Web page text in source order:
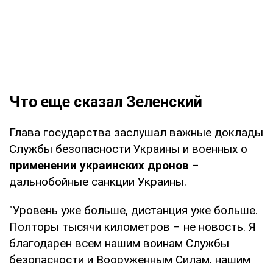
Что еще сказал Зеленский
Глава государства заслушал важные доклады
Службы безопасности Украины и военных о
применении украинских дронов –
дальнобойные санкции Украины.
"Уровень уже больше, дистанция уже больше.
Полторы тысячи километров – не новость. Я
благодарен всем нашим воинам Службы
безопасности и Вооруженным Силам, нашим